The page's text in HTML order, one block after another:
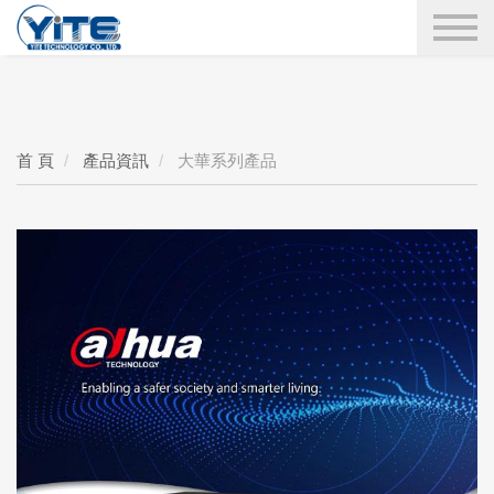
YITE Technology
首 頁 產品資訊 大華系列產品